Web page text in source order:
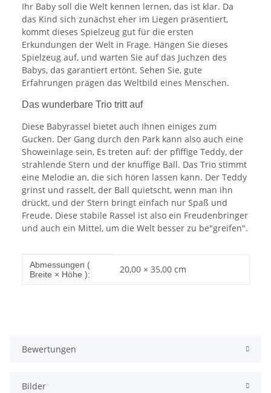
Ihr Baby soll die Welt kennen lernen, das ist klar. Da
das Kind sich zunächst eher im Liegen präsentiert,
kommt dieses Spielzeug gut für die ersten
Erkundungen der Welt in Frage. Hängen Sie dieses
Spielzeug auf, und warten Sie auf das Juchzen des
Babys, das garantiert ertönt. Sehen Sie, gute
Erfahrungen prägen das Weltbild eines Menschen.
Das wunderbare Trio tritt auf
Diese Babyrassel bietet auch Ihnen einiges zum
Gucken. Der Gang durch den Park kann also auch eine
Showeinlage sein, Es treten auf: der pfiffige Teddy, der
strahlende Stern und der knuffige Ball. Das Trio stimmt
eine Melodie an, die sich hören lassen kann. Der Teddy
grinst und rasselt, der Ball quietscht, wenn man ihn
drückt, und der Stern bringt einfach nur Spaß und
Freude. Diese stabile Rassel ist also ein Freudenbringer
und auch ein Mittel, um die Welt besser zu be"greifen".
Produkteigenschaft
Wert
Abmessungen (
Breite × Höhe ):
20,00 × 35,00 cm
Bewertungen
Bilder